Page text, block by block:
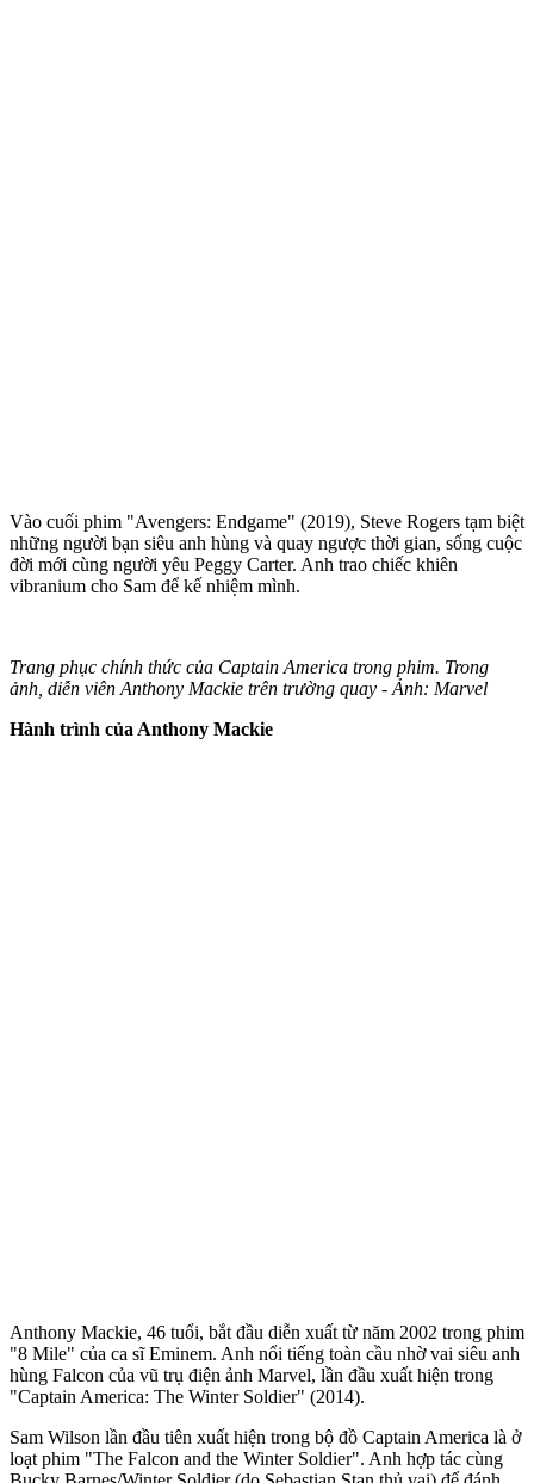
Vào cuối phim "Avengers: Endgame" (2019), Steve Rogers tạm biệt
những người bạn siêu anh hùng và quay ngược thời gian, sống cuộc
đời mới cùng người yêu Peggy Carter. Anh trao chiếc khiên
vibranium cho Sam để kế nhiệm mình.
Trang phục chính thức của Captain America trong phim. Trong
ảnh, diễn viên Anthony Mackie trên trường quay - Ảnh: Marvel
Hành trình của Anthony Mackie
Anthony Mackie, 46 tuổi, bắt đầu diễn xuất từ năm 2002 trong phim
"8 Mile" của ca sĩ Eminem. Anh nổi tiếng toàn cầu nhờ vai siêu anh
hùng Falcon của vũ trụ điện ảnh Marvel, lần đầu xuất hiện trong
"Captain America: The Winter Soldier" (2014).
Sam Wilson lần đầu tiên xuất hiện trong bộ đồ Captain America là ở
loạt phim "The Falcon and the Winter Soldier". Anh hợp tác cùng